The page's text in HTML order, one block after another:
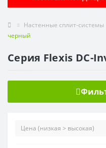
Настенные сплит-системы
черный
Серия Flexis DC-